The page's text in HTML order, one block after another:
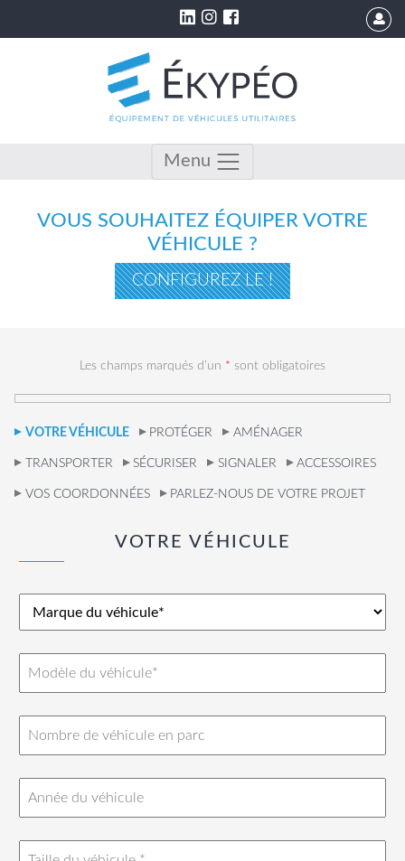
Menu
VOUS SOUHAITEZ ÉQUIPER VOTRE
VÉHICULE ?
CONFIGUREZ LE !
Les champs marqués d’un * sont obligatoires
VOTRE VÉHICULE PROTÉGER AMÉNAGER
TRANSPORTER SÉCURISER SIGNALER ACCESSOIRES
VOS COORDONNÉES PARLEZ-NOUS DE VOTRE PROJET
VOTRE VÉHICULE